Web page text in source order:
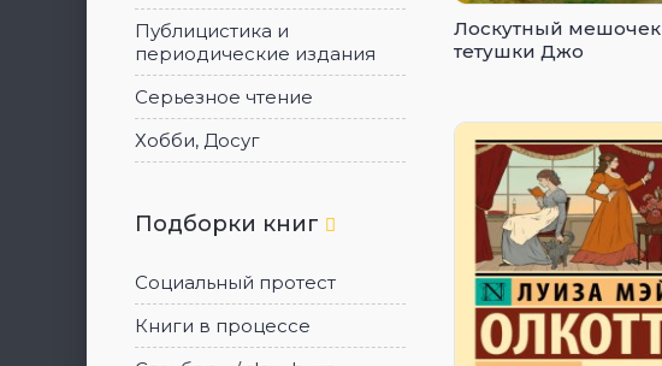
Публицистика и
периодические издания
Серьезное чтение
Хобби, Досуг
Подборки книг
Социальный протест
Книги в процессе
Лоскутный мешочек
тетушки Джо